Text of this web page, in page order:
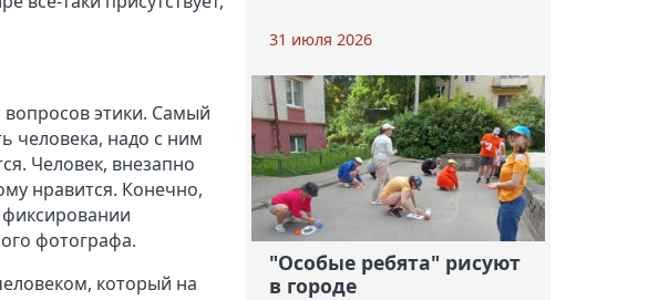
этики. Самый
человека, надо с ним
Человек, внезапно
нравится. Конечно,
фотографа.
который на
31 июля 2026
"Особые ребята" рисуют
в городе